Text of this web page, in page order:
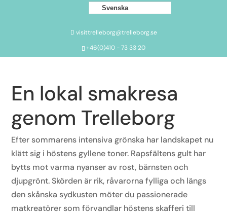
Svenska
visittrelleborg@trelleborg.se
+46(0)410 - 73 33 20
En lokal smakresa
genom Trelleborg
Efter sommarens intensiva grönska har landskapet nu
klätt sig i höstens gyllene toner. Rapsfältens gult har
bytts mot varma nyanser av rost, bärnsten och
djupgrönt. Skörden är rik, råvarorna fylliga och längs
den skånska sydkusten möter du passionerade
matkreatörer som förvandlar höstens skafferi till